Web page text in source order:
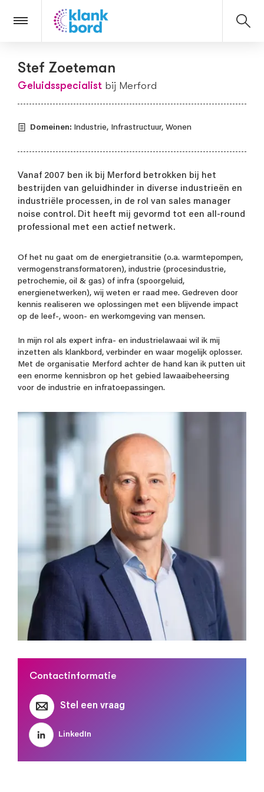
Stef Zoeteman
Geluidsspecialist bij Merford
Domeinen: Industrie, Infrastructuur, Wonen
Vanaf 2007 ben ik bij Merford betrokken bij het
bestrijden van geluidhinder in diverse industrieën en
industriële processen, in de rol van sales manager
noise control. Dit heeft mij gevormd tot een all-round
professional met een actief netwerk.
Of het nu gaat om de energietransitie (o.a. warmtepompen,
vermogenstransformatoren), industrie (procesindustrie,
petrochemie, oil & gas) of infra (spoorgeluid,
energienetwerken), wij weten er raad mee. Gedreven door
kennis realiseren we oplossingen met een blijvende impact
op de leef-, woon- en werkomgeving van mensen.
In mijn rol als expert infra- en industrielawaai wil ik mij
inzetten als klankbord, verbinder en waar mogelijk oplosser.
Met de organisatie Merford achter de hand kan ik putten uit
een enorme kennisbron op het gebied lawaaibeheersing
voor de industrie en infratoepassingen.
Contactinformatie
Stel een vraag
LinkedIn
Stel je vraag aan Stef Zoeteman
Geluidsspecialist bij Merford
Naam
Bedrijfsnaam
E-mailadres